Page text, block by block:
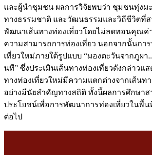
และผู้นำชุมชน ผลการวิจัยพบว่า ชุมชนทุ่งม
ทางธรรมชาติ และวัฒนธรรมและวิถีชีวิตที่
พัฒนาเส้นทางท่องเที่ยวโดยไม่ลดทอนคุณค่
ความสามารถการท่องเที่ยว นอกจากนั้นกา
เที่ยวใหม่ภายใต้รูปแบบ “มองตะวันจากภูผา
นที” ซึ่งประเมินเส้นทางท่องเที่ยวดังกล่าวแส
ทางท่องเที่ยวใหม่มีความแตกต่างจากเส้นทา
อย่างมีนัยสำคัญทางสถิติ ทั้งนี้ผลการศึกษาส
ประโยชน์เพื่อการพัฒนาการท่องเที่ยวในพื้น
ต่อไป